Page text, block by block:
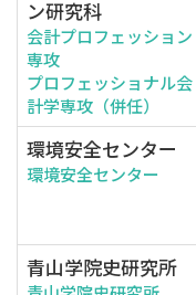
ン研究科
会計プロフェッション
専攻
プロフェッショナル会
計学専攻（併任）
環境安全センター
環境安全センター
青山学院史研究所